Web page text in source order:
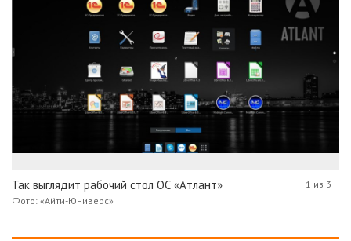
Так выглядит рабочий стол ОС «Атлант»
Фото: «Айти-Юниверс»
1 из 3